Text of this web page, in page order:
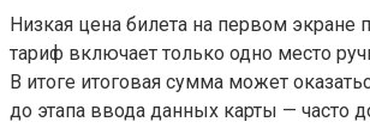
Низкая цена билета на первом
тариф включает только одно место
В итоге итоговая сумма может
до этапа ввода данных карты — часто